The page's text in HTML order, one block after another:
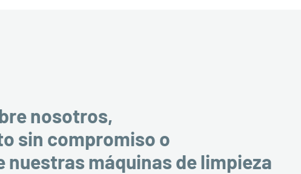
nosotros,
sin compromiso o
máquinas de limpieza